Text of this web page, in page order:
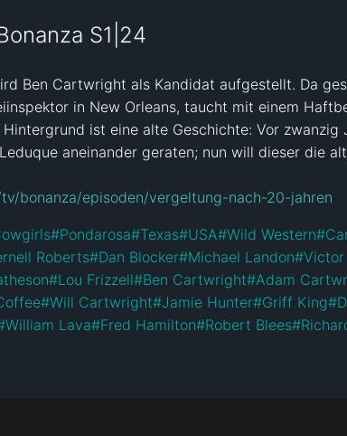
S1|24
Ben Cartwright als Kandidat aufgestellt. Da
in New Orleans, taucht mit einem
ist eine alte Geschichte: Vor
aneinander geraten; nun will dieser die
bonanza/episoden/vergeltung-nach-20-jahren
#Pondarosa#Texas#USA#Wild Western#
Roberts#Dan Blocker#Michael Landon#Victor
#Lou Frizzell#Ben Cartwright#Adam
#Will Cartwright#Jamie Hunter#Griff King#
William Lava#Fred Hamilton#Robert Blees#